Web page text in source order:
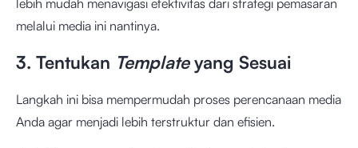
lebih mudah menavigasi efektivitas dari strategi pemasaran
melalui media ini nantinya.
3. Tentukan Templateyang Sesuai
Langkah ini bisa mempermudah proses perencanaan media
Anda agar menjadi lebih terstruktur dan efisien.